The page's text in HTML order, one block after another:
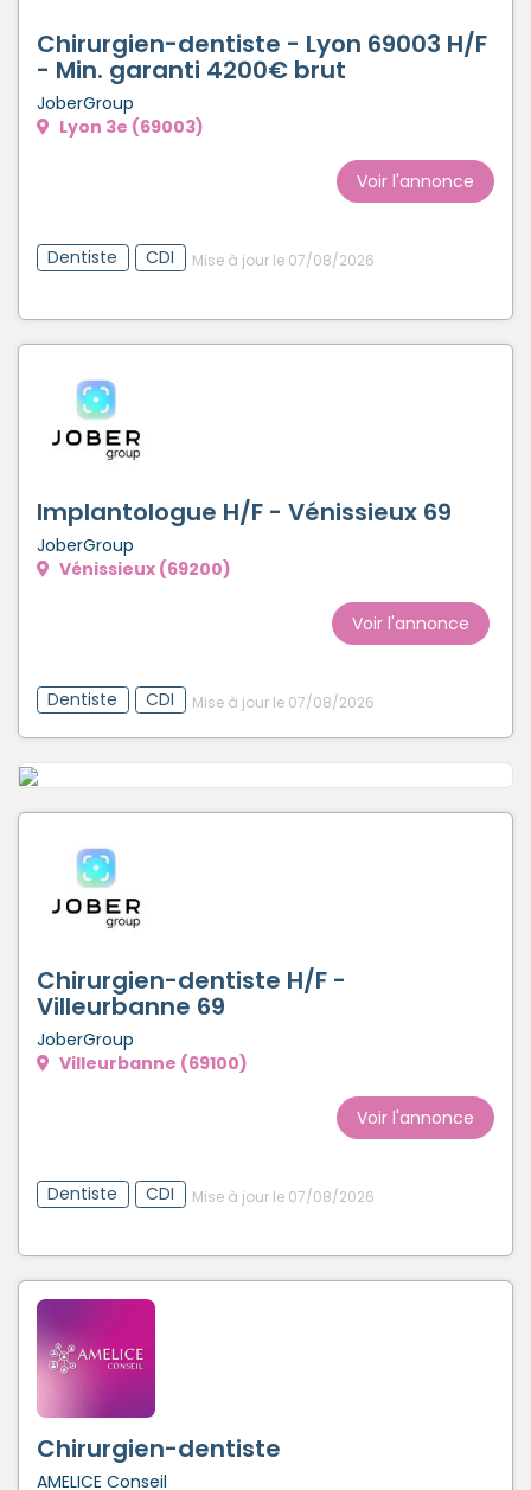
Chirurgien-dentiste - Lyon 69003 H/F
- Min. garanti 4200€ brut
JoberGroup
Lyon 3e (69003)
Voir l'annonce
Dentiste CDI Mise à jour le 07/08/2026
Implantologue H/F - Vénissieux 69
JoberGroup
Vénissieux (69200)
Voir l'annonce
Dentiste CDI Mise à jour le 07/08/2026
Chirurgien-dentiste H/F -
Villeurbanne 69
JoberGroup
Villeurbanne (69100)
Voir l'annonce
Dentiste CDI Mise à jour le 07/08/2026
Chirurgien-dentiste
AMELICE Conseil